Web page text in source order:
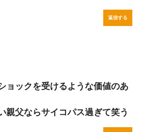
返信する
ョックを受けるような価値のあ
親父ならサイコパス過ぎて笑う